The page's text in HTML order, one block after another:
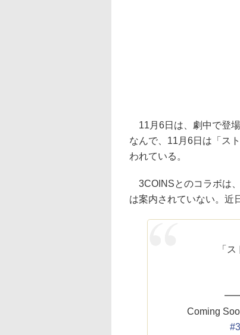
11月6日は、劇中で登
なんで、11月6日は「ス
われている。
3COINSとのコラボは
は案内されていない。近
「
Coming